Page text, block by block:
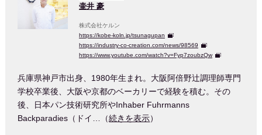
壷井 豪
株式会社ケルン
https://kobe-koln.jp/tsunagupan
https://industry-co-creation.com/news/98569
https://www.youtube.com/watch?v=Fyp7zoubzQw
兵庫県神戸市出身、1980年生まれ。大阪阿倍野辻調理師専門
学校卒業後、大阪や京都のベーカリーで経験を積む。その
後、日本パン技術研究所やInhaber Fuhrmanns
Backparadies（ドイ…（続きを表示）